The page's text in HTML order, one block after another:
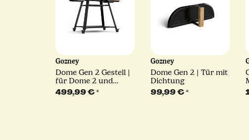
Gozney
Dome Gen 2 Gestell |
für Dome 2 und
Dome XL
499,99 €*
Gozney
Dome Gen 2 | Tür mit
Dichtung
99,99 €*